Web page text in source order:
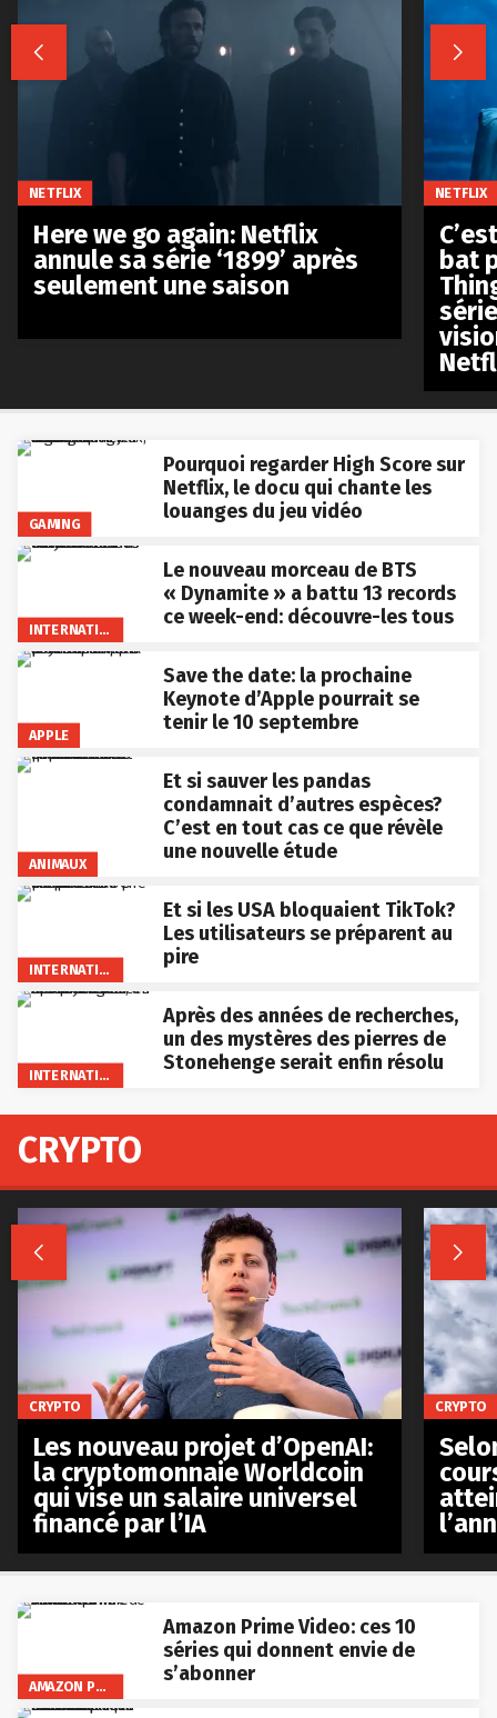
GAMING
Pourquoi regarder High Score sur
Netflix, le docu qui chante les
louanges du jeu vidéo
INTERNATIONAL
Le nouveau morceau de BTS
« Dynamite » a battu 13 records
ce week-end: découvre-les tous
APPLE
Save the date: la prochaine
Keynote d’Apple pourrait se
tenir le 10 septembre
ANIMAUX
Et si sauver les pandas
condamnait d’autres espèces?
C’est en tout cas ce que révèle
une nouvelle étude
INTERNATIONAL
Et si les USA bloquaient TikTok?
Les utilisateurs se préparent au
pire
INTERNATIONAL
Après des années de recherches,
un des mystères des pierres de
Stonehenge serait enfin résolu
AMAZON PRIME VIDEO
Amazon Prime Video: ces 10
séries qui donnent envie de
s’abonner
 
NETFLIX
Here we go again: Netflix
annule sa série ‘1899’ après
seulement une saison
NETFLIX
bat
CRYPTO
 
CRYPTO
Les nouveau projet d’OpenAI:
la cryptomonnaie Worldcoin
qui vise un salaire universel
financé par l’IA
CRYPTO